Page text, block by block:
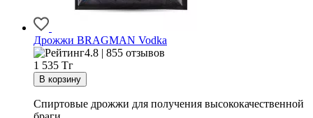
Дрожжи BRAGMAN Vodka
4.8 | 855 отзывов
1 535 Тг
Спиртовые дрожжи для получения высококачественной